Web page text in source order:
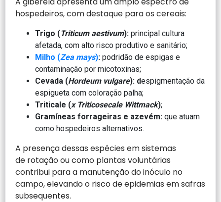
hospedeiros, com destaque para os cereais:
Trigo (Triticum aestivum):principal cultura
afetada, com alto risco produtivo e sanitário;
Milho (Zea mays): podridão de espigas e
contaminação por micotoxinas;
Cevada (Hordeum vulgare): despigmentação da
espigueta com coloração palha;
Triticale (x Triticosecale Wittmack);
Gramíneas forrageiras e azevém:que atuam
como hospedeiros alternativos.
A presença dessas espécies em sistemas
de rotação ou como plantas voluntárias
contribui para a manutenção do inóculo no
campo, elevando o risco de epidemias em safras
subsequentes.